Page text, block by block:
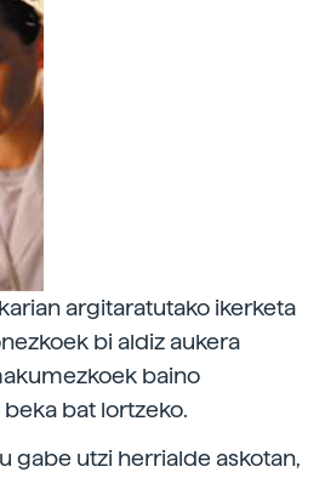
argitaratutako ikerketa
bi aldiz aukera
baino
bat lortzeko.
gabe utzi herrialde askotan,